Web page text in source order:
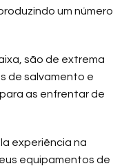
um número
são de extrema
de salvamento e
as enfrentar de
experiência na
equipamentos de